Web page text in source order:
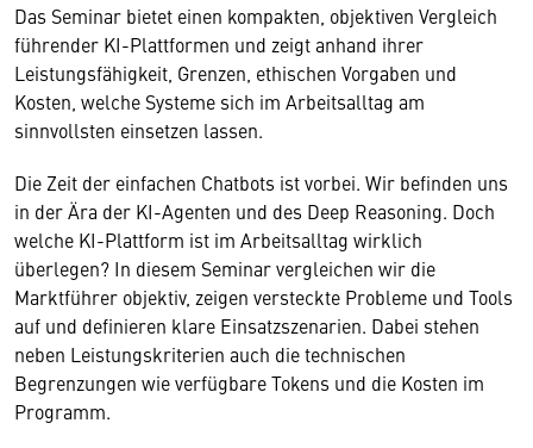
Das Seminar bietet einen kompakten, objektiven Vergleich
führender KI-Plattformen und zeigt anhand ihrer
Leistungsfähigkeit, Grenzen, ethischen Vorgaben und
Kosten, welche Systeme sich im Arbeitsalltag am
sinnvollsten einsetzen lassen.
Die Zeit der einfachen Chatbots ist vorbei. Wir befinden uns
in der Ära der KI-Agenten und des Deep Reasoning. Doch
welche KI-Plattform ist im Arbeitsalltag wirklich
überlegen? In diesem Seminar vergleichen wir die
Marktführer objektiv, zeigen versteckte Probleme und Tools
auf und definieren klare Einsatzszenarien. Dabei stehen
neben Leistungskriterien auch die technischen
Begrenzungen wie verfügbare Tokens und die Kosten im
Programm.